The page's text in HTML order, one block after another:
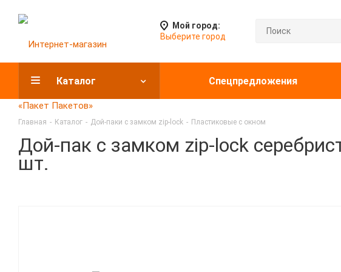
Мой город:
Выберите город
Каталог Спецпредложения
Главная - Каталог - Дой-паки с замком zip-lock - Пластиковые с окном
Дой-пак с замком zip-lock
шт.